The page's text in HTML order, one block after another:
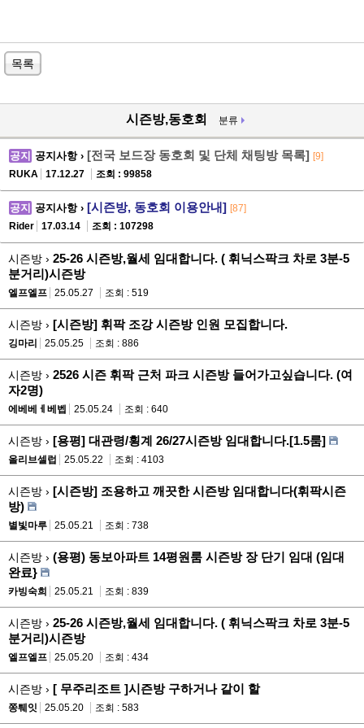
목록
시즌방,동호회 분류
공지 공지사항 › [전국 보드장 동호회 및 단체 채팅방 목록] [9]
RUKA
17.12.27 조회 : 99858
공지 공지사항 › [시즌방, 동호회 이용안내] [87]
Rider
17.03.14 조회 : 107298
시즌방 › 25-26 시즌방,월세 임대합니다. ( 휘닉스팍크 차로 3분-5
분거리)시즌방
엘프엘프 25.05.27 조회 : 519
시즌방 › [시즌방] 휘팍 조강 시즌방 인원 모집합니다.
깅마리 25.05.25 조회 : 886
시즌방 › 2526 시즌 휘팍 근처 파크 시즌방 들어가고싶습니다. (여
자2명)
에베베ㅔ베벱 25.05.24 조회 : 640
시즌방 › [용평] 대관령/횡계 26/27시즌방 임대합니다.[1.5룸]
올리브셀럽 25.05.22 조회 : 4103
시즌방 › [시즌방] 조용하고 깨끗한 시즌방 임대합니다(휘팍시즌
방)
별빛마루 25.05.21 조회 : 738
시즌방 › (용평) 동보아파트 14평원룸 시즌방 장 단기 임대 (임대
완료}
카빙숙희 25.05.21 조회 : 839
시즌방 › 25-26 시즌방,월세 임대합니다. ( 휘닉스팍크 차로 3분-5
분거리)시즌방
엘프엘프 25.05.20 조회 : 434
시즌방 › [ 무주리조트 ]시즌방 구하거나 같이 할
쫑퉤잇 25.05.20 조회 : 583